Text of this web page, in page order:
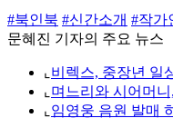
#북인북 #신간소개 #작가
문혜진 기자의 주요 뉴스
⌞ 비렉스, 중장년 일
⌞ 며느리와 시어머
⌞ 임영웅 음원 발매